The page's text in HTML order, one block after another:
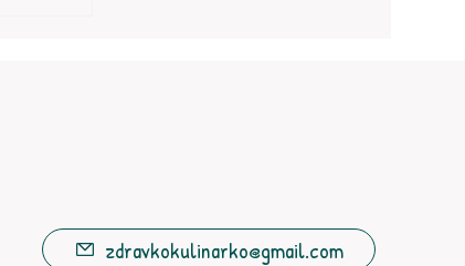
zdravkokulinarko@gmail.com